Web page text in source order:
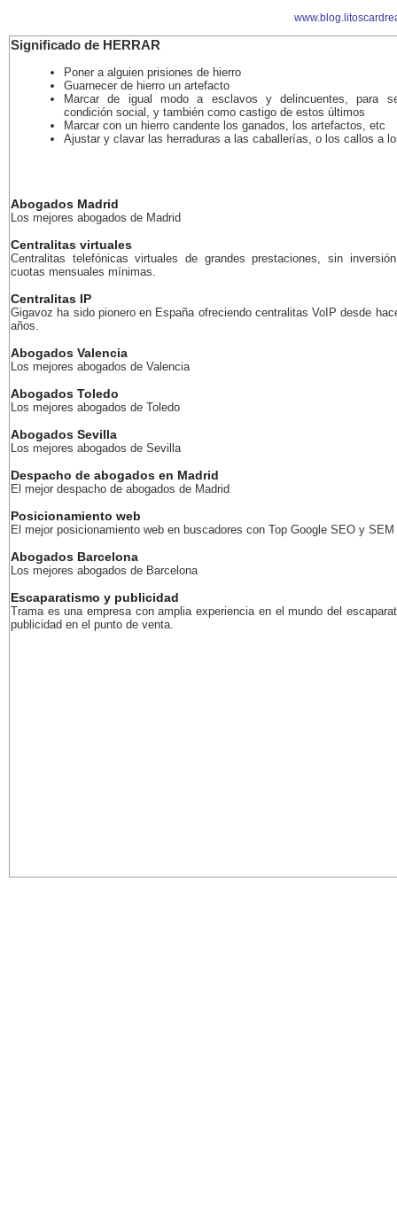
Significado de HERRAR
Poner a alguien prisiones de hierro
Guarnecer de hierro un artefacto
Marcar de igual modo a esclavos y delincuentes, para
condición social, y también como castigo de estos últimos
Marcar con un hierro candente los ganados, los artefactos, etc
Ajustar y clavar las herraduras a las caballerías, o los callos a
Abogados Madrid
Los mejores abogados de Madrid
Centralitas virtuales
Centralitas telefónicas virtuales de grandes prestaciones, sin
cuotas mensuales mínimas.
Centralitas IP
Gigavoz ha sido pionero en España ofreciendo centralitas VoIP desde
años.
Abogados Valencia
Los mejores abogados de Valencia
Abogados Toledo
Los mejores abogados de Toledo
Abogados Sevilla
Los mejores abogados de Sevilla
Despacho de abogados en Madrid
El mejor despacho de abogados de Madrid
Posicionamiento web
El mejor posicionamiento web en buscadores con Top Google SEO y SEM
Abogados Barcelona
Los mejores abogados de Barcelona
Escaparatismo y publicidad
Trama es una empresa con amplia experiencia en el mundo del
publicidad en el punto de venta.